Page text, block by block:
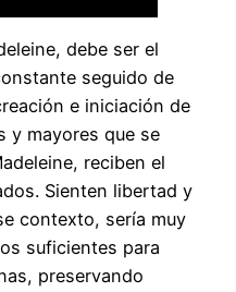
debe ser el
seguido de
e iniciación de
y mayores que se
reciben el
Sienten libertad y
contexto, sería muy
suficientes para
preservando